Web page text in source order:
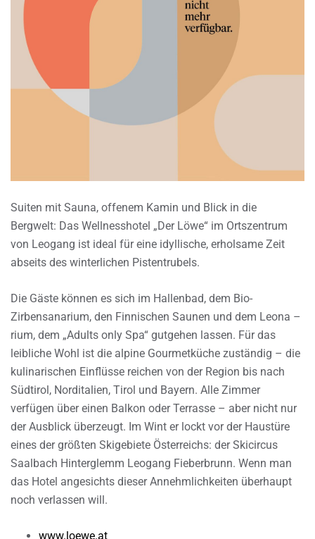
Suiten mit Sauna, offenem Kamin und Blick in die
Bergwelt: Das Wellnesshotel „Der Löwe“ im Ortszentrum
von Leogang ist ideal für eine idyllische, erholsame Zeit
abseits des winterlichen Pistentrubels.
Die Gäste können es sich im Hallenbad, dem Bio-
Zirbensanarium, den Finnischen Saunen und dem Leona –
rium, dem „Adults only Spa“ gutgehen lassen. Für das
leibliche Wohl ist die alpine Gourmetküche zuständig – die
kulinarischen Einflüsse reichen von der Region bis nach
Südtirol, Norditalien, Tirol und Bayern. Alle Zimmer
verfügen über einen Balkon oder Terrasse – aber nicht nur
der Ausblick überzeugt. Im Wint er lockt vor der Haustüre
eines der größten Skigebiete Österreichs: der Skicircus
Saalbach Hinterglemm Leogang Fieberbrunn. Wenn man
das Hotel angesichts dieser Annehmlichkeiten überhaupt
noch verlassen will.
www.loewe.at